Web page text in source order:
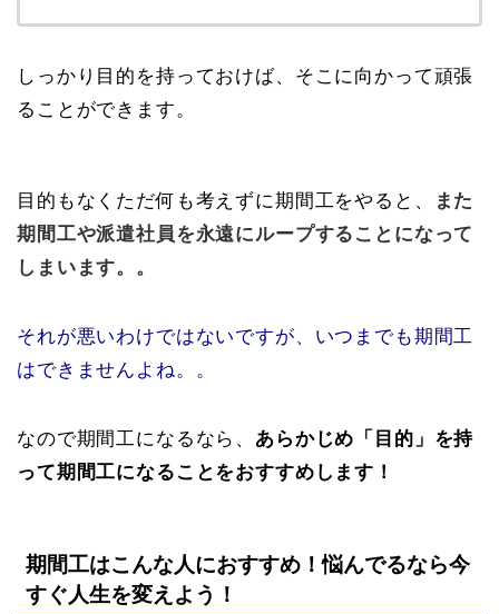
しっかり目的を持っておけば、そこに向かって頑張
ることができます。
目的もなくただ何も考えずに期間工をやると、
また
期間工や派遣社員を永遠にループすることになって
しまいます。。
それが悪いわけではないですが、いつまでも期間工
はできませんよね。。
なので期間工になるなら、 あらかじめ「目的」を持
って期間工になることをおすすめします！
期間工はこんな人におすすめ！悩んでるなら今
すぐ人生を変えよう！